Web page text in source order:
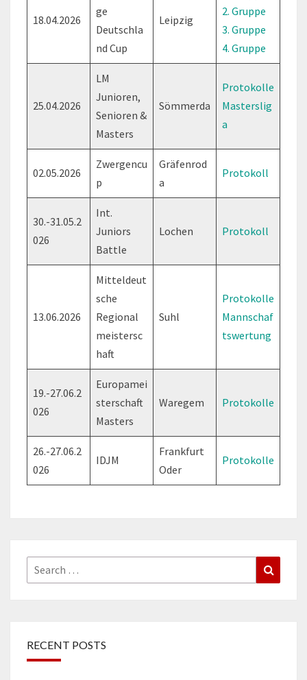
18.04.2026
ge
Deutschla
nd Cup
Leipzig
2. Gruppe
3. Gruppe
4. Gruppe
25.04.2026
LM
Junioren,
Senioren &
Masters
Sömmerda
Protokolle
Masterslig
a
02.05.2026
Zwergencu
p
Gräfenrod
a
Protokoll
30.-31.05.2
026
Int.
Juniors
Battle
Lochen Protokoll
13.06.2026
Mitteldeut
sche
Regional
meistersc
haft
Suhl
Protokolle
Mannschaf
tswertung
19.-27.06.2
026
Europamei
sterschaft
Masters
Waregem Protokolle
26.-27.06.2
026
IDJM
Frankfurt
Oder
Protokolle
Search
for:
RECENT POSTS